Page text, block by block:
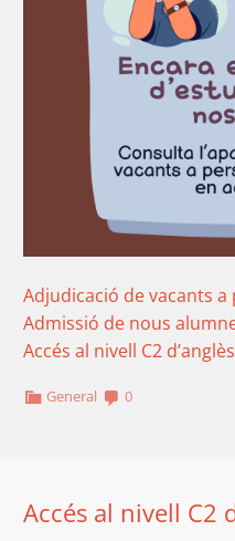
Adjudicació de vacants
Admissió de nous
Accés al nivell C2 d’anglès
General 0
Accés al nivell C2